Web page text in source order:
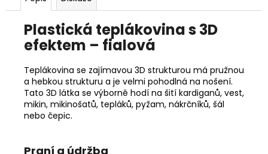
Plastická teplákovina s 3D
efektem – fialová
Teplákovina se zajímavou 3D strukturou má pružnou
a hebkou strukturu a je velmi pohodlná na nošení.
Tato 3D látka se výborně hodí na šití kardiganů, vest,
mikin, mikinošatů, tepláků, pyžam, nákrčníků, šál
nebo čepic.
Praní a údržba